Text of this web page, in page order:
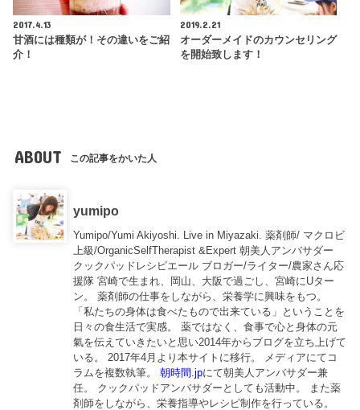
2017.4.13
甘酒には種類が！その違いをご紹
介！
2019.2.21
オーダーメイドのカウンセリング
を開始致します！
ABOUT この記事をかいた人
yumipo
Yumipo/Yumi Akiyoshi. Live in Miyazaki. 薬剤師/ マクロビ
上級/OrganicSelfTherapist &Expert 朝美人アンバサダー
クックパッドレシピエール ブロガー/ライター/農家さん応
援隊 宮崎で生まれ、岡山、大阪で過ごし、宮崎にUター
ン。 薬剤師の仕事をしながら、栄養学に興味をもつ。
「私たちの身体は食べたもので出来ている」ということを
日々の食生活で実感。 薬ではなく、食事で心と身体の元
氣を伝えていきたいと思い2014年からブログを立ち上げて
いる。 2017年4月より本サイトに移行。 メディアにてコ
ラムを複数執筆。朝時間.jpにて朝美人アンバサダー兼
任。 クックパッドアンバサダーとしても活動中。 また薬
剤師をしながら、栄養指導やレシピ制作を行っている。